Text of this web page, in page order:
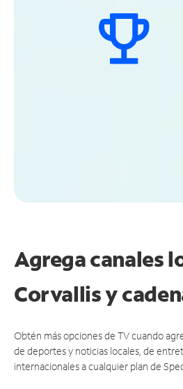
Agrega canales
Corvallis y
Obtén más opciones de TV cuando
de deportes y noticias locales, de
internacionales a cualquier plan de